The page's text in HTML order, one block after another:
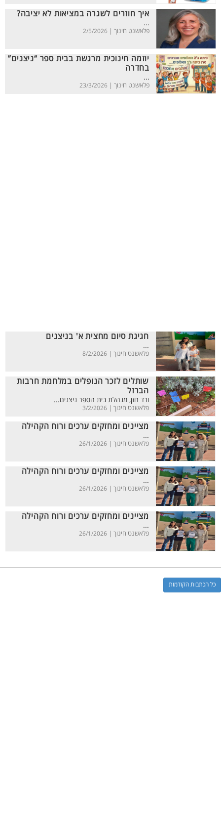
איך חוזרים לשגרה במציאות לא יציבה?
...
פלאשנט חינוך | 2/5/2026
יוזמה חינוכית מרגשת בבית ספר “ניצנים”
בחדרה
...
פלאשנט חינוך | 23/3/2026
חגיגת סיום מחצית א' בניצנים
...
פלאשנט חינוך | 8/2/2026
שותלים לזכר הנופלים במלחמת חרבות
הברזל
ורד חזן, מנהלת בית הספר ניצנים...
פלאשנט חינוך | 3/2/2026
מציינים ומחזקים ערכים ורוח הקהילה
...
פלאשנט חינוך | 26/1/2026
מציינים ומחזקים ערכים ורוח הקהילה
...
פלאשנט חינוך | 26/1/2026
מציינים ומחזקים ערכים ורוח הקהילה
...
פלאשנט חינוך | 26/1/2026
כל הכתבות הקודמות